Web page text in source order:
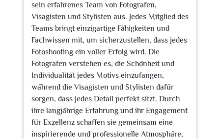
sein erfahrenes Team von Fotografen,
Visagisten und Stylisten aus. Jedes Mitglied des
Teams bringt einzigartige Fähigkeiten und
Fachwissen mit, um sicherzustellen, dass jedes
Fotoshooting ein voller Erfolg wird. Die
Fotografen verstehen es, die Schönheit und
Individualität jedes Motivs einzufangen,
während die Visagisten und Stylisten dafür
sorgen, dass jedes Detail perfekt sitzt. Durch
ihre langjährige Erfahrung und ihr Engagement
für Exzellenz schaffen sie gemeinsam eine
inspirierende und professionelle Atmosphäre,